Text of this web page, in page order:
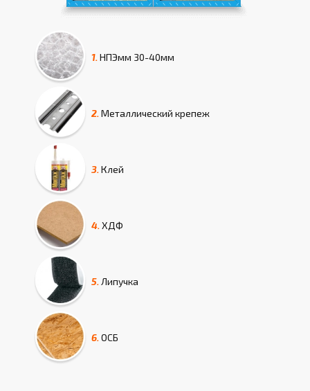
1. НПЭмм 30-40мм
2. Металлический крепеж
3. Клей
4. ХДФ
5. Липучка
6. ОСБ